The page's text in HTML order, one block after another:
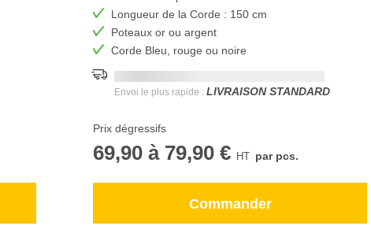
Longueur de la Corde : 150 cm
Poteaux or ou argent
Corde Bleu, rouge ou noire
Envoi le plus rapide : LIVRAISON STANDARD
Prix dégressifs
69,90 à 79,90 € par pcs.
Commander